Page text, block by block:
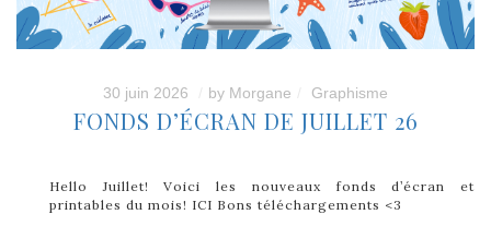
30 juin 2026 by Morgane Graphisme
FONDS D’ÉCRAN DE JUILLET 26
Hello Juillet! Voici les nouveaux fonds d’écran et
printables du mois! ICI Bons téléchargements <3